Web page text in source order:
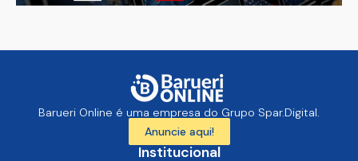
Barueri Online é uma empresa do Grupo Spar.Digital.
Anuncie aqui!
Institucional